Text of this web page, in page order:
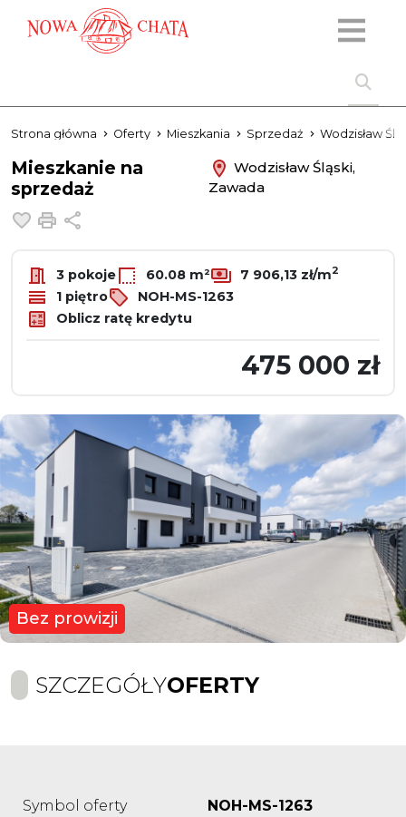
Strona główna Oferty Mieszkania Sprzedaż Wodzisław
Mieszkanie na
sprzedaż
Wodzisław Śląski,
Zawada
Dodaj do ulubionych
Drukuj
3 pokoje 60.08 m² 7 906,13 zł/m2
1 piętro
NOH-MS-1263
Oblicz ratę kredytu
475 000 zł
Bez prowizji
SZCZEGÓŁYOFERTY
Symbol oferty
NOH-MS-1263